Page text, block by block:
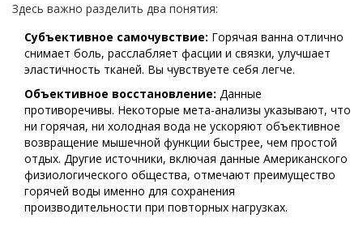
Здесь важно разделить два понятия:
Субъективное самочувствие: Горячая ванна отлично
снимает боль, расслабляет фасции и связки, улучшает
эластичность тканей. Вы чувствуете себя легче.
Объективное восстановление: Данные
противоречивы. Некоторые мета-анализы указывают, что
ни горячая, ни холодная вода не ускоряют объективное
возвращение мышечной функции быстрее, чем простой
отдых. Другие источники, включая данные Американского
физиологического общества, отмечают преимущество
горячей воды именно для сохранения
производительности при повторных нагрузках.